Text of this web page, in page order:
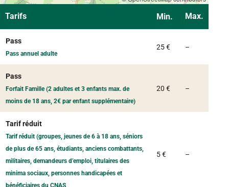
Tarifs Min. Max.
Pass
Pass annuel adulte
25 € –
Pass
Forfait Famille (2 adultes et 3 enfants max. de
moins de 18 ans, 2€ par enfant supplémentaire)
20 € –
Tarif réduit
Tarif réduit (groupes, jeunes de 6 à 18 ans, séniors
de plus de 65 ans, étudiants, anciens combattants,
militaires, demandeurs d’emploi, titulaires des
minima sociaux, personnes handicapées et
bénéficiaires du CNAS
5 € –